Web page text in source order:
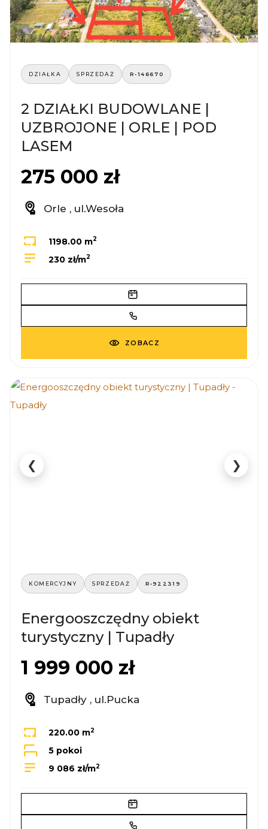
DZIAŁKA SPRZEDAŻ R-146670
2 DZIAŁKI BUDOWLANE |
UZBROJONE | ORLE | POD
LASEM
275 000 zł
Orle , ul.Wesoła
1198.00 m2
230 zł/m2
ZOBACZ
❮ ❯
KOMERCYJNY SPRZEDAŻ R-922319
Energooszczędny obiekt
turystyczny | Tupadły
1 999 000 zł
Tupadły , ul.Pucka
220.00 m2
5 pokoi
9 086 zł/m2